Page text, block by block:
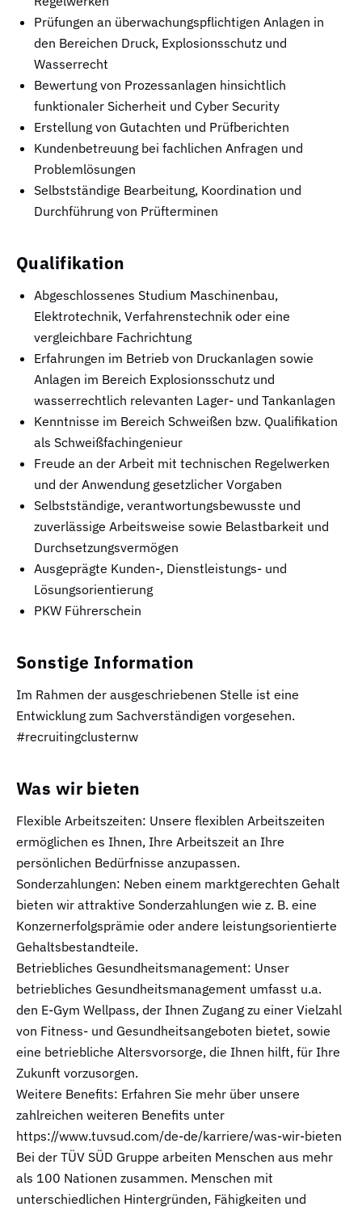
Prüfungen an überwachungspflichtigen Anlagen in
den Bereichen Druck, Explosionsschutz und
Wasserrecht
Bewertung von Prozessanlagen hinsichtlich
funktionaler Sicherheit und Cyber Security
Erstellung von Gutachten und Prüfberichten
Kundenbetreuung bei fachlichen Anfragen und
Problemlösungen
Selbstständige Bearbeitung, Koordination und
Durchführung von Prüfterminen
Qualifikation
Abgeschlossenes Studium Maschinenbau,
Elektrotechnik, Verfahrenstechnik oder eine
vergleichbare Fachrichtung
Erfahrungen im Betrieb von Druckanlagen sowie
Anlagen im Bereich Explosionsschutz und
wasserrechtlich relevanten Lager- und Tankanlagen
Kenntnisse im Bereich Schweißen bzw. Qualifikation
als Schweißfachingenieur
Freude an der Arbeit mit technischen Regelwerken
und der Anwendung gesetzlicher Vorgaben
Selbstständige, verantwortungsbewusste und
zuverlässige Arbeitsweise sowie Belastbarkeit und
Durchsetzungsvermögen
Ausgeprägte Kunden-, Dienstleistungs- und
Lösungsorientierung
PKW Führerschein
Sonstige Information
Im Rahmen der ausgeschriebenen Stelle ist eine
Entwicklung zum Sachverständigen vorgesehen.
#recruitingclusternw
Was wir bieten
Flexible Arbeitszeiten: Unsere flexiblen Arbeitszeiten
ermöglichen es Ihnen, Ihre Arbeitszeit an Ihre
persönlichen Bedürfnisse anzupassen.
Sonderzahlungen: Neben einem marktgerechten Gehalt
bieten wir attraktive Sonderzahlungen wie z. B. eine
Konzernerfolgsprämie oder andere leistungsorientierte
Gehaltsbestandteile.
Betriebliches Gesundheitsmanagement: Unser
betriebliches Gesundheitsmanagement umfasst u.a.
den E-Gym Wellpass, der Ihnen Zugang zu einer Vielzahl
von Fitness- und Gesundheitsangeboten bietet, sowie
eine betriebliche Altersvorsorge, die Ihnen hilft, für Ihre
Zukunft vorzusorgen.
Weitere Benefits: Erfahren Sie mehr über unsere
zahlreichen weiteren Benefits unter
https://www.tuvsud.com/de-de/karriere/was-wir-bieten
Bei der TÜV SÜD Gruppe arbeiten Menschen aus mehr
als 100 Nationen zusammen. Menschen mit
unterschiedlichen Hintergründen, Fähigkeiten und